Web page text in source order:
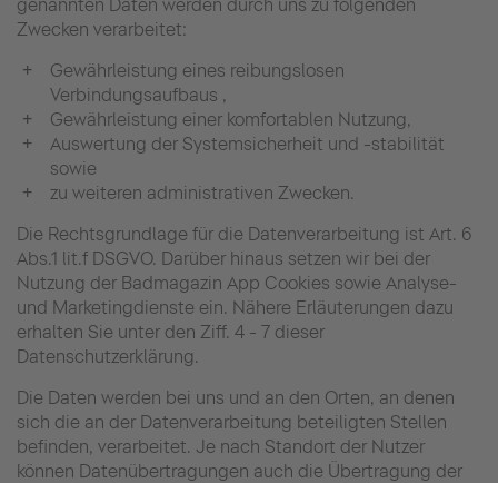
genannten Daten werden durch uns zu folgenden
Zwecken verarbeitet:
Gewährleistung eines reibungslosen
Verbindungsaufbaus ,
Gewährleistung einer komfortablen Nutzung,
Auswertung der Systemsicherheit und -stabilität
sowie
zu weiteren administrativen Zwecken.
Die Rechtsgrundlage für die Datenverarbeitung ist Art. 6
Abs.1 lit.f DSGVO. Darüber hinaus setzen wir bei der
Nutzung der Badmagazin App Cookies sowie Analyse-
und Marketingdienste ein. Nähere Erläuterungen dazu
erhalten Sie unter den Ziff. 4 - 7 dieser
Datenschutzerklärung.
Die Daten werden bei uns und an den Orten, an denen
sich die an der Datenverarbeitung beteiligten Stellen
befinden, verarbeitet. Je nach Standort der Nutzer
können Datenübertragungen auch die Übertragung der